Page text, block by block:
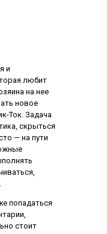
и
любит
на нее
новое
Ток. Задача
скрыться
— на пути
попадаться
стоит